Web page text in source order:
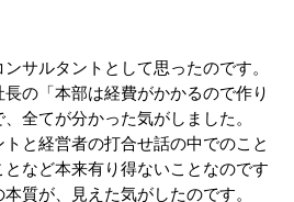
サルタントとして思ったのです。
の「本部は経費がかかるので作り
全てが分かった気がしました。
と経営者の打合せ話の中でのこと
など本来有り得ないことなのです
質が、見えた気がしたのです。